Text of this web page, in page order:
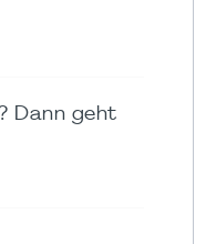
Dann geht